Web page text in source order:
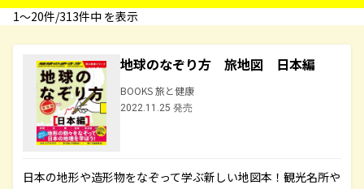
1〜20件/313件中 を表示
地球のなぞり方 旅地図 日本編
BOOKS 旅と健康
2022.11.25 発売
日本の地形や造形物をなぞって学ぶ新しい地図本！観光名所や